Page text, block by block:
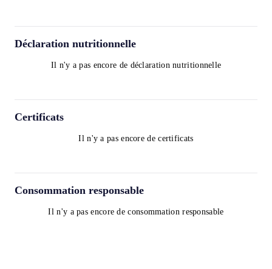
Déclaration nutritionnelle
Il n'y a pas encore de déclaration nutritionnelle
Certificats
Il n'y a pas encore de certificats
Consommation responsable
Il n'y a pas encore de consommation responsable